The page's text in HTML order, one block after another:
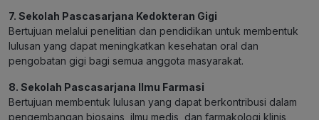
7. Sekolah Pascasarjana Kedokteran Gigi
Bertujuan melalui penelitian dan pendidikan untuk membentuk
lulusan yang dapat meningkatkan kesehatan oral dan
pengobatan gigi bagi semua anggota masyarakat.
8. Sekolah Pascasarjana Ilmu Farmasi
Bertujuan membentuk lulusan yang dapat berkontribusi dalam
pengembangan biosains, ilmu medis, dan farmakologi klinis